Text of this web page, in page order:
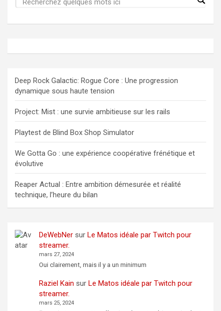
Deep Rock Galactic: Rogue Core : Une progression
dynamique sous haute tension
Project: Mist : une survie ambitieuse sur les rails
Playtest de Blind Box Shop Simulator
We Gotta Go : une expérience coopérative frénétique et
évolutive
Reaper Actual : Entre ambition démesurée et réalité
technique, l’heure du bilan
DeWebNersur Le Matos idéale par Twitch pour
streamer.
mars 27, 2024
Oui clairement, mais il y a un minimum
Raziel Kain sur Le Matos idéale par Twitch pour
streamer.
mars 25, 2024